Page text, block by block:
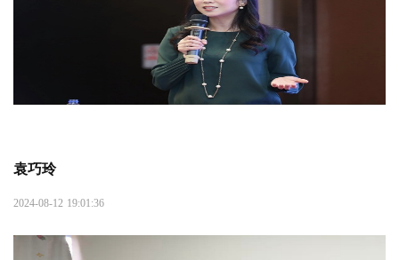
袁巧玲
2024-08-12 19:01:36